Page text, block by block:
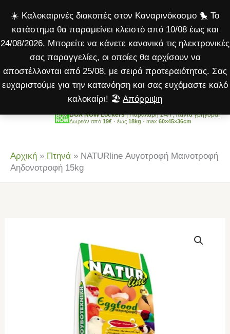
☀️ Καλοκαιρινές διακοπές στον Καναρινόκοσμο 🐤 Το
κατάστημα θα παραμείνει κλειστό από 10/08 έως και
24/08/2026. Μπορείτε να κάνετε κανονικά τις ηλεκτρονικές
σας παραγγελίες, οι οποίες θα αρχίσουν να
αποστέλλονται από 25/08, με σειρά προτεραιότητας. Σας
ευχαριστούμε για την κατανόηση και σας ευχόμαστε καλό
καλοκαίρι! 🏖️ Απόρριψη
στο
περιεχόμενο
BOX NOW Lockers| Παραλαβή 24/7, πάντα γρήγορα!
Δωρεάν από 19€ · έως 18kg · max 60×45×36cm
Αρχική » Πτηνά » NATURline Αυγοτροφή Μαινοτροφή
Αηδονοτροφή 15kg
Αηδονοτροφή
15kg
ποσότητα